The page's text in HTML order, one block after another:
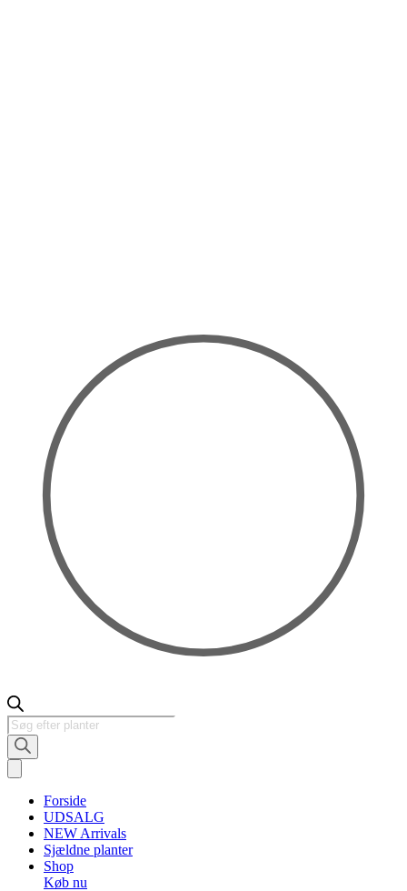
Products
search
Forside
UDSALG
NEW Arrivals
Sjældne planter
Shop
Køb nu